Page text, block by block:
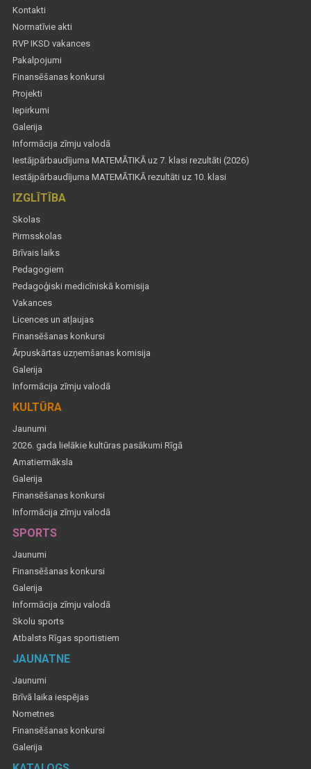
Kontakti
Normatīvie akti
RVP IKSD vakances
Pakalpojumi
Finansēšanas konkursi
Projekti
Iepirkumi
Galerija
Informācija zīmju valodā
Iestājpārbaudījuma MATEMĀTIKĀ uz 7. klasi rezultāti (2026)
Iestājpārbaudījuma MATEMĀTIKĀ rezultāti uz 10. klasi
IZGLĪTĪBA
Skolas
Pirmsskolas
Brīvais laiks
Pedagogiem
Pedagoģiski medicīniskā komisija
Vakances
Licences un atļaujas
Finansēšanas konkursi
Ārpuskārtas uzņemšanas komisija
Galerija
Informācija zīmju valodā
KULTŪRA
Jaunumi
2026. gada lielākie kultūras pasākumi Rīgā
Amatiermāksla
Galerija
Finansēšanas konkursi
Informācija zīmju valodā
SPORTS
Jaunumi
Finansēšanas konkursi
Galerija
Informācija zīmju valodā
Skolu sports
Atbalsts Rīgas sportistiem
JAUNATNE
Jaunumi
Brīvā laika iespējas
Nometnes
Finansēšanas konkursi
Galerija